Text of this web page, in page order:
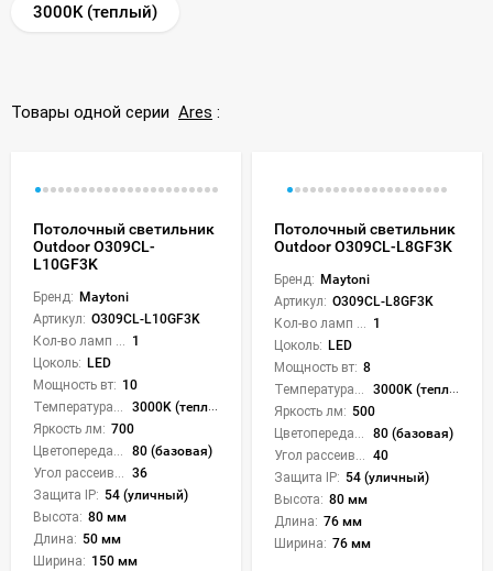
3000K (теплый)
Товары одной серии Ares :
Потолочный светильник
Outdoor O309CL-
L10GF3K
Бренд: Maytoni
Артикул: O309CL-L10GF3K
1
Цоколь: LED
Мощность вт: 10
3000K (теплый)
Яркость лм: 700
80 (базовая)
36
Защита IP: 54 (уличный)
Высота: 80 мм
Длина: 50 мм
Ширина: 150 мм
Потолочный светильник
Outdoor O309CL-L8GF3K
Бренд: Maytoni
Артикул: O309CL-L8GF3K
1
Цоколь: LED
Мощность вт: 8
3000K (теплый)
Яркость лм: 500
80 (базовая)
40
Защита IP: 54 (уличный)
Высота: 80 мм
Длина: 76 мм
Ширина: 76 мм